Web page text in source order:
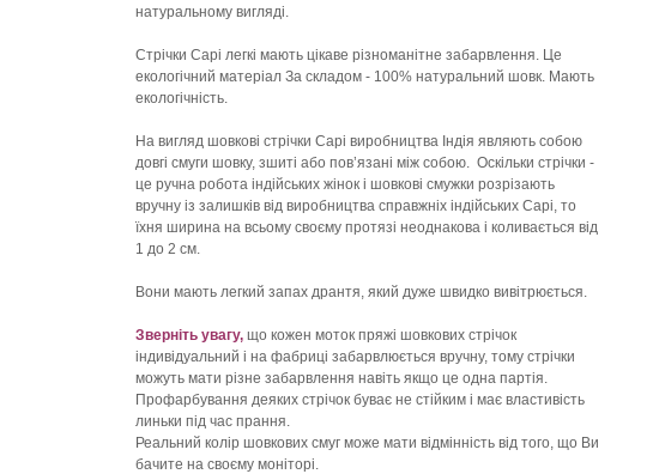
натуральному вигляді.
Стрічки Сарі легкі мають цікаве різноманітне забарвлення. Це
екологічний матеріал За складом - 100% натуральний шовк. Мають
екологічність.
На вигляд шовкові стрічки Сарі виробництва Індія являють собою
довгі смуги шовку, зшиті або пов’язані між собою. Оскільки стрічки -
це ручна робота індійських жінок і шовкові смужки розрізають
вручну із залишків від виробництва справжніх індійських Сарі, то
їхня ширина на всьому своєму протязі неоднакова і коливається від
1 до 2 см.
Вони мають легкий запах дрантя, який дуже швидко вивітрюється.
Зверніть увагу, що кожен моток пряжі шовкових стрічок
індивідуальний і на фабриці забарвлюється вручну, тому стрічки
можуть мати різне забарвлення навіть якщо це одна партія.
Профарбування деяких стрічок буває не стійким і має властивість
линьки під час прання.
Реальний колір шовкових смуг може мати відмінність від того, що Ви
бачите на своєму моніторі.